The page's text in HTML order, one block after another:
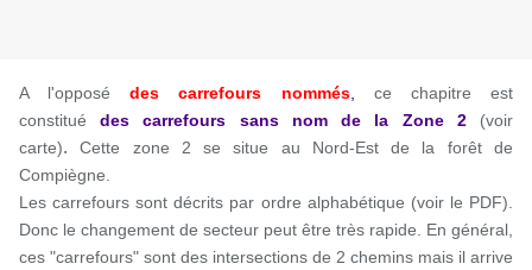
A l'opposédes carrefours nommés,
ce chapitre est
constituédes carrefours sans nomde la Zone 2(voir
carte).Cette zone 2 se situe au Nord-Est de la forêt de
Compiègne.
Les carrefours sont décrits par ordre alphabétique (voir le PDF).
Donc le changement de secteur peut être très rapide. En général,
ces "carrefours" sont des intersections de 2 chemins mais il arrive